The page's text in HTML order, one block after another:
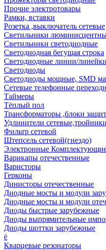
Прочие электротовары
Рамки, вставки
Розетка ,выключатель сетевые
Светильники
Светильники светодиодные
Светодиодная бегущая строка
Светодиодные линии/линейки
Светодиоды
Светодиоды мощные, SMD
Сетевые телефонные
Таймеры
Тёплый пол
Трансформаторы ,блоки
Удлинители сетевые,тройники
Фильтр сетевой
Штепсель сетевой(гнездо)
Электронные
Варикапы отечественные
Варисторы
Герконы
Динисторы отечественные
Диодные мосты и модули
Диодные мосты и модули
Диоды быстрые зарубежные
Диоды выпрямительные
Диоды шоттки зарубежные
ё
Кварцевые резонаторы